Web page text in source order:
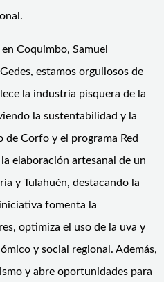
Coquimbo, Samuel
estamos orgullosos de
la industria pisquera de la
la sustentabilidad y la
de Corfo y el programa Red
elaboración artesanal de un
y Tulahuén, destacando la
fomenta la
optimiza el uso de la uva y
y social regional. Además,
y abre oportunidades para